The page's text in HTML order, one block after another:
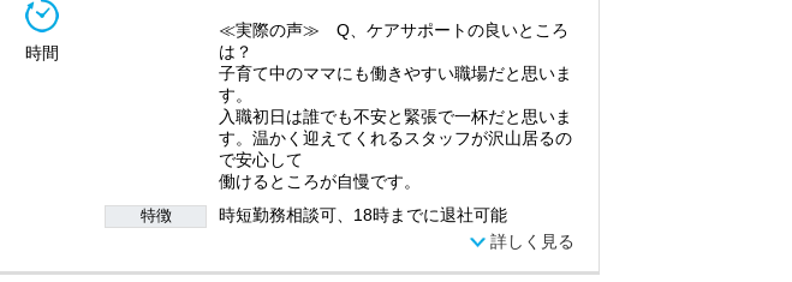
時間
≪実際の声≫ Q、ケアサポートの良いところ
は？
子育て中のママにも働きやすい職場だと思いま
す。
入職初日は誰でも不安と緊張で一杯だと思いま
す。温かく迎えてくれるスタッフが沢山居るの
で安心して
働けるところが自慢です。
特徴 時短勤務相談可、18時までに退社可能
詳しく見る